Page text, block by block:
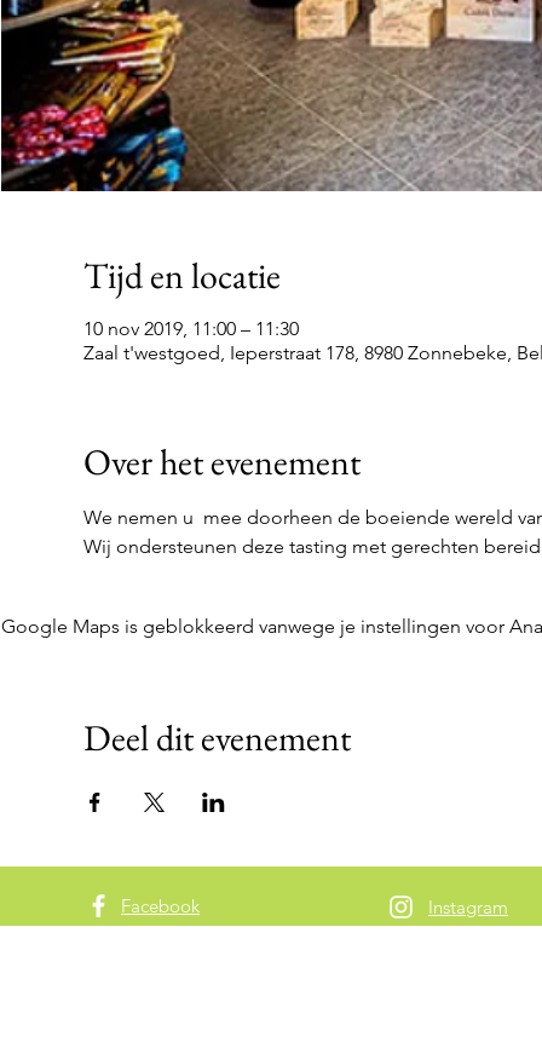
Tijd en locatie
10 nov 2019, 11:00 – 11:30
Zaal t'westgoed, Ieperstraat 178, 8980 Zonnebeke,
Over het evenement
We nemen u  mee doorheen de boeiende wereld
Wij ondersteunen deze tasting met gerechten
Google Maps is geblokkeerd vanwege je instellingen voor
Deel dit evenement
Facebook Instagram